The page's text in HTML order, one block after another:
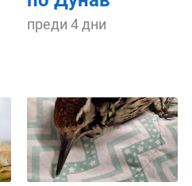
преди 4 дни